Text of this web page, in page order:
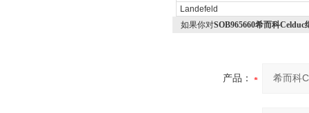
Landefeld
如果你对SOB965660希而科
产品：